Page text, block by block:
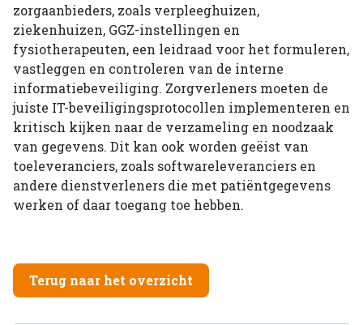
zorgaanbieders, zoals verpleeghuizen,
ziekenhuizen, GGZ-instellingen en
fysiotherapeuten, een leidraad voor het formuleren,
vastleggen en controleren van de interne
informatiebeveiliging. Zorgverleners moeten de
juiste IT-beveiligingsprotocollen implementeren en
kritisch kijken naar de verzameling en noodzaak
van gegevens. Dit kan ook worden geëist van
toeleveranciers, zoals softwareleveranciers en
andere dienstverleners die met patiëntgegevens
werken of daar toegang toe hebben.
Terug naar het overzicht